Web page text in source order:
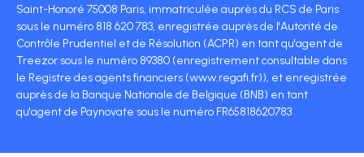
Saint-Honoré 75008 Paris, immatriculée auprès du RCS de Paris
sous le numéro 818 620 783, enregistrée auprès de l'Autorité de
Contrôle Prudentiel et de Résolution (ACPR) en tant qu'agent de
Treezor sous le numéro 89380 (enregistrement consultable dans
le Registre des agents financiers (www.regafi.fr)), et enregistrée
auprès de la Banque Nationale de Belgique (BNB) en tant
qu'agent de Paynovate sous le numéro FR65818620783